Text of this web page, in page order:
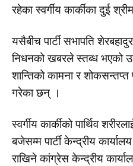
रहेका स्वर्गीय कार्कीका दुई
यसैबीच पार्टी सभापति
निधनको खबरले स्तब्ध भएको
शान्तिको कामना र
गरेका छन् ।
स्वर्गीय कार्कीको पार्थिव
बजेसम्म पार्टी केन्द्रीय
राखिने कांग्रेस केन्द्रीय